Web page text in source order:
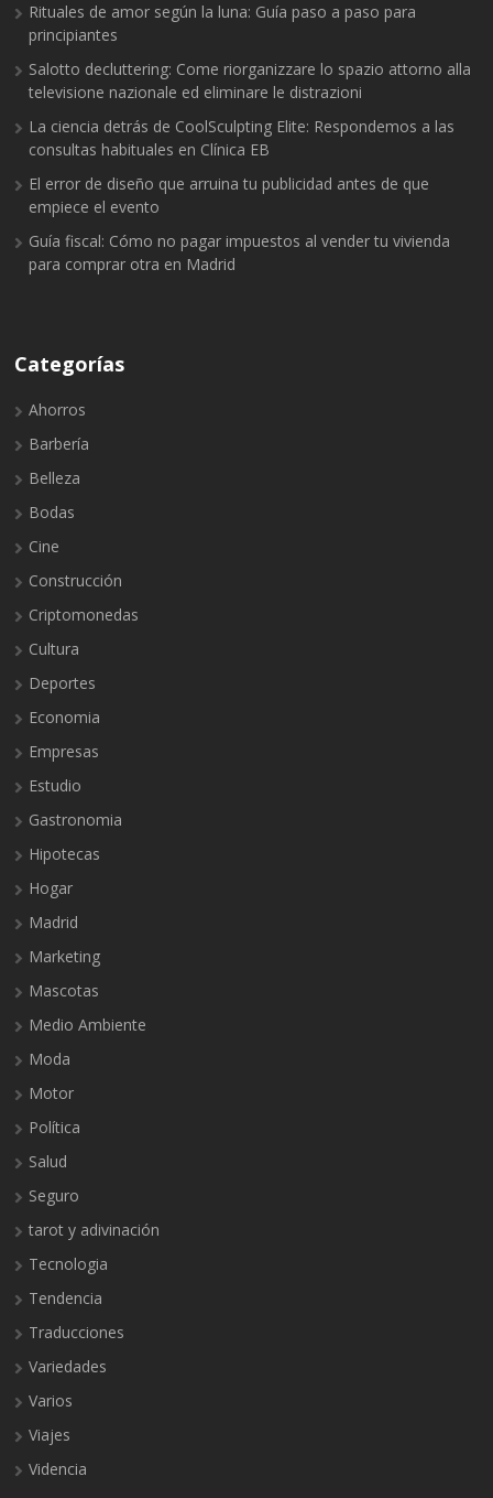
Rituales de amor según la luna: Guía paso a paso para
principiantes
Salotto decluttering: Come riorganizzare lo spazio attorno alla
televisione nazionale ed eliminare le distrazioni
La ciencia detrás de CoolSculpting Elite: Respondemos a las
consultas habituales en Clínica EB
El error de diseño que arruina tu publicidad antes de que
empiece el evento
Guía fiscal: Cómo no pagar impuestos al vender tu vivienda
para comprar otra en Madrid
Categorías
Ahorros
Barbería
Belleza
Bodas
Cine
Construcción
Criptomonedas
Cultura
Deportes
Economia
Empresas
Estudio
Gastronomia
Hipotecas
Hogar
Madrid
Marketing
Mascotas
Medio Ambiente
Moda
Motor
Política
Salud
Seguro
tarot y adivinación
Tecnologia
Tendencia
Traducciones
Variedades
Varios
Viajes
Videncia